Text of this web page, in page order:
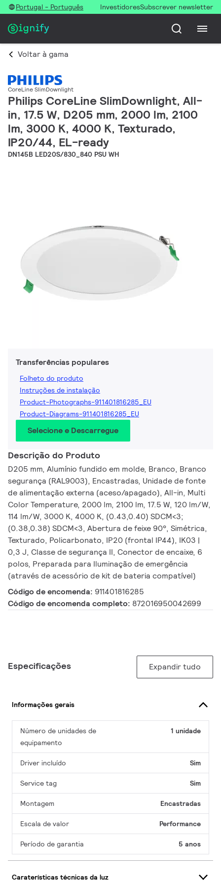
Portugal - Português InvestidoresSubscrever newsletter
Voltar à gama
CoreLine SlimDownlight
Philips CoreLine SlimDownlight, All-
in, 17.5 W, D205 mm, 2000 lm, 2100
lm, 3000 K, 4000 K, Texturado,
IP20/44, EL-ready
DN145B LED20S/830_840 PSU WH
Transferências populares
Folheto do produto
Instruções de instalação
Product-Photographs-911401816285_EU
Product-Diagrams-911401816285_EU
Selecione e Descarregue
Descrição do Produto
D205 mm, Alumínio fundido em molde, Branco, Branco
segurança (RAL9003), Encastradas, Unidade de fonte
de alimentação externa (aceso/apagado), All-in, Multi
Color Temperature, 2000 lm, 2100 lm, 17.5 W, 120 lm/W,
114 lm/W, 3000 K, 4000 K, (0.43,0.40) SDCM<3;
(0.38,0.38) SDCM<3, Abertura de feixe 90°, Simétrica,
Texturado, Policarbonato, IP20 (frontal IP44), IK03 |
0,3 J, Classe de segurança II, Conector de encaixe, 6
polos, Preparada para Iluminação de emergência
(através de acessório de kit de bateria compatível)
Código de encomenda: 911401816285
Código de encomenda completo: 872016950042699
Especificações Expandir tudo
Informações gerais
Número de unidades de
equipamento
1 unidade
Driver incluído Sim
Service tag Sim
Montagem Encastradas
Escala de valor Performance
Período de garantia 5 anos
Caraterísticas técnicas da luz